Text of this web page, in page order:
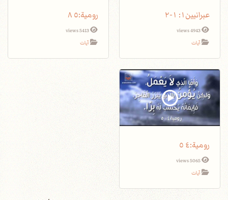
عبرانيين١: ١-٢
4943 views
آيات
5413 views
آيات
5065 views
آيات